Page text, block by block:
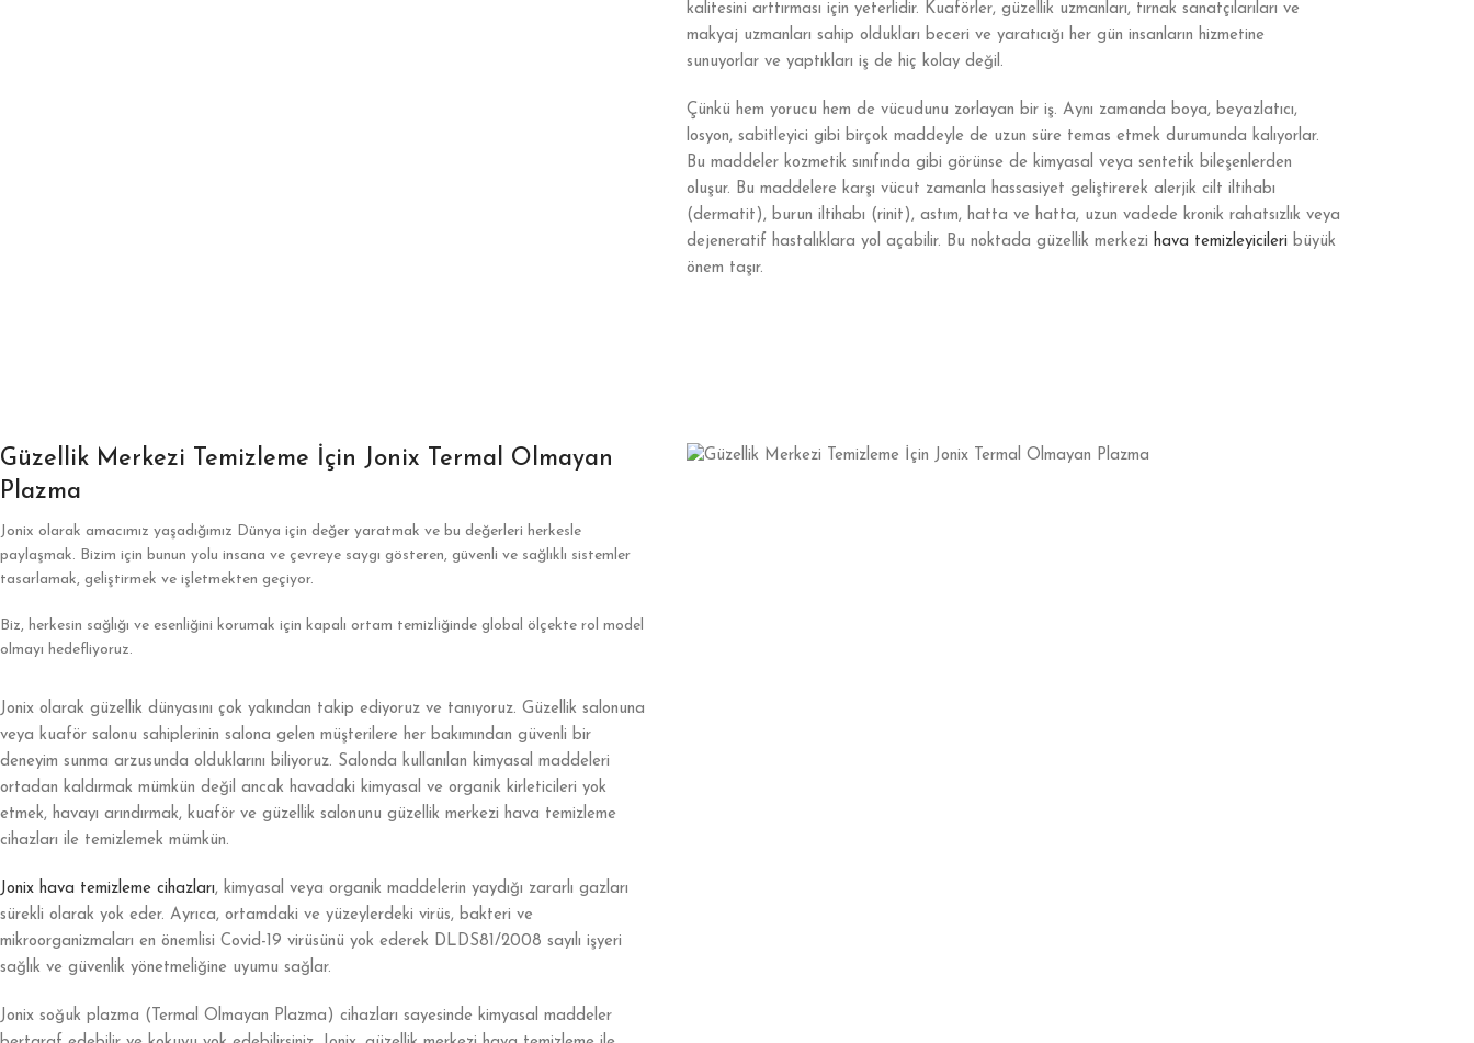
kalitesini arttırması için yeterlidir. Kuaförler, güzellik uzmanları, tırnak sanatçılarıları ve
makyaj uzmanları sahip oldukları beceri ve yaratıcığı her gün insanların hizmetine
sunuyorlar ve yaptıkları iş de hiç kolay değil.
Çünkü hem yorucu hem de vücudunu zorlayan bir iş. Aynı zamanda boya, beyazlatıcı,
losyon, sabitleyici gibi birçok maddeyle de uzun süre temas etmek durumunda kalıyorlar.
Bu maddeler kozmetik sınıfında gibi görünse de kimyasal veya sentetik bileşenlerden
oluşur. Bu maddelere karşı vücut zamanla hassasiyet geliştirerek alerjik cilt iltihabı
(dermatit), burun iltihabı (rinit), astım, hatta ve hatta, uzun vadede kronik rahatsızlık veya
dejeneratif hastalıklara yol açabilir. Bu noktada güzellik merkezi hava temizleyicileri büyük
önem taşır.
Güzellik Merkezi Temizleme İçin Jonix Termal Olmayan
Plazma
Jonix olarak amacımız yaşadığımız Dünya için değer yaratmak ve bu değerleri herkesle
paylaşmak. Bizim için bunun yolu insana ve çevreye saygı gösteren, güvenli ve sağlıklı sistemler
tasarlamak, geliştirmek ve işletmekten geçiyor.
Biz, herkesin sağlığı ve esenliğini korumak için kapalı ortam temizliğinde global ölçekte rol model
olmayı hedefliyoruz.
Jonix olarak güzellik dünyasını çok yakından takip ediyoruz ve tanıyoruz. Güzellik salonuna
veya kuaför salonu sahiplerinin salona gelen müşterilere her bakımından güvenli bir
deneyim sunma arzusunda olduklarını biliyoruz. Salonda kullanılan kimyasal maddeleri
ortadan kaldırmak mümkün değil ancak havadaki kimyasal ve organik kirleticileri yok
etmek, havayı arındırmak, kuaför ve güzellik salonunu güzellik merkezi hava temizleme
cihazları ile temizlemek mümkün.
Jonix hava temizleme cihazları, kimyasal veya organik maddelerin yaydığı zararlı gazları
sürekli olarak yok eder. Ayrıca, ortamdaki ve yüzeylerdeki virüs, bakteri ve
mikroorganizmaları en önemlisi Covid-19 virüsünü yok ederek DLDS81/2008 sayılı işyeri
sağlık ve güvenlik yönetmeliğine uyumu sağlar.
Jonix soğuk plazma (Termal Olmayan Plazma) cihazları sayesinde kimyasal maddeler